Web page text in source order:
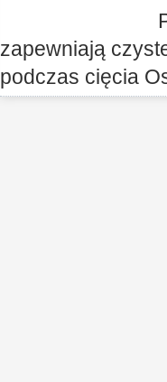
zapewniają
podczas cięcia